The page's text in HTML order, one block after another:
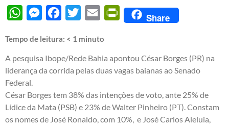
WhatsAppMessengerFacebook
Twitter Email PrintFriendly
Share
Tempo de leitura: < 1 minuto
A pesquisa Ibope/Rede Bahia apontou César Borges (PR) na
liderança da corrida pelas duas vagas baianas ao Senado
Federal.
César Borges tem 38% das intenções de voto, ante 25% de
Lídice da Mata (PSB) e 23% de Walter Pinheiro (PT). Constam
os nomes de José Ronaldo, com 10%, e José Carlos Aleluia,